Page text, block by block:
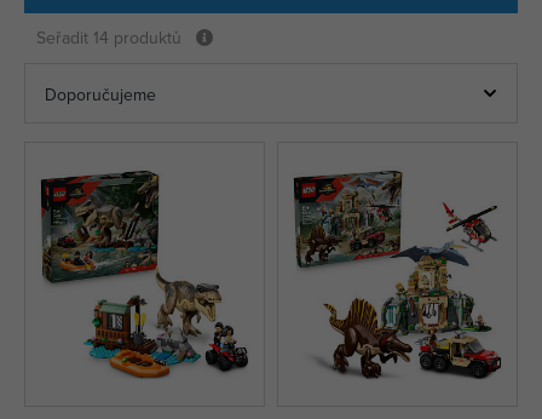
Seřadit 14 produktů